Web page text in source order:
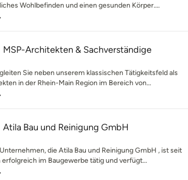
Wohlbefinden und einen gesunden Körper....
MSP-Architekten & Sachverständige
Sie neben unserem klassischen Tätigkeitsfeld als
in der Rhein-Main Region im Bereich von...
Atila Bau und Reinigung GmbH
die Atila Bau und Reinigung GmbH , ist seit
erfolgreich im Baugewerbe tätig und verfügt...